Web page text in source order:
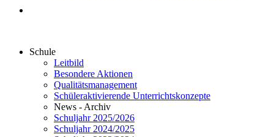
Schule
Leitbild
Besondere Aktionen
Qualitätsmanagement
Schüleraktivierende Unterrichtskonzepte
News - Archiv
Schuljahr 2025/2026
Schuljahr 2024/2025